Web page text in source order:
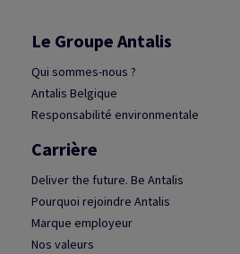
Le Groupe Antalis
Qui sommes-nous ?
Antalis Belgique
Responsabilité environmentale
Carrière
Deliver the future. Be Antalis
Pourquoi rejoindre Antalis
Marque employeur
Nos valeurs